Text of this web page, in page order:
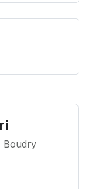
Boudry